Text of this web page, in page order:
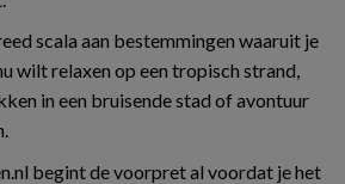
scala aan bestemmingen waaruit je
wilt relaxen op een tropisch strand,
in een bruisende stad of avontuur
begint de voorpret al voordat je het